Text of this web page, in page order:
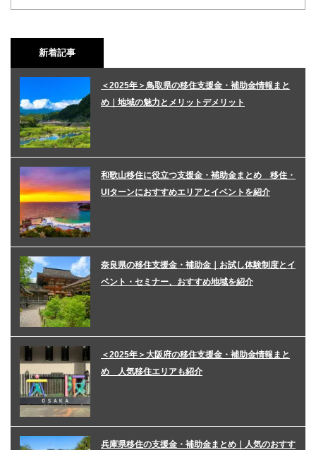
新着記事
＜2025年＞鳥取県の移住支援金・補助金情報まと
め｜地域の魅力とメリットデメリット
和歌山移住に役立つ支援金・補助金まとめ 移住・
UIターンにおすすめエリアとイベントを紹介
奈良県の移住支援金・補助金｜お試し体験制度とイ
ベント・セミナー、おすすめ地域を紹介
＜2025年＞大阪府の移住支援金・補助金情報まと
め 人気移住エリアも紹介
兵庫県移住の支援金・補助金まとめ｜人気のおすす